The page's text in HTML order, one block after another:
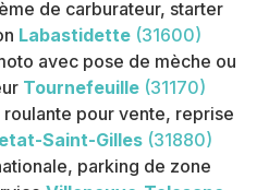
de carburateur, starter
Labastidette (31600)
avec pose de mèche ou
Tournefeuille (31170)
pour vente, reprise
Saint-Gilles (31880)
parking de zone